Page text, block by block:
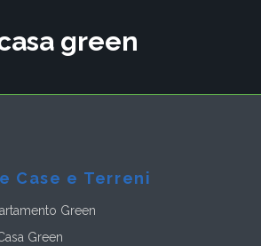
green
Case e Terreni
Green
Green